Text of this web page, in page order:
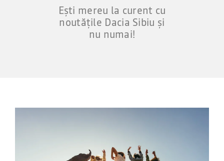
Ești mereu la curent cu
noutățile Dacia Sibiu și
nu numai!